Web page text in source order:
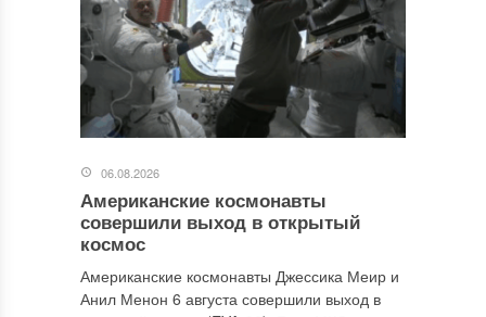
06.08.2026
Американские космонавты
совершили выход в открытый
космос
Американские космонавты Джессика Меир и
Анил Менон 6 августа совершили выход в